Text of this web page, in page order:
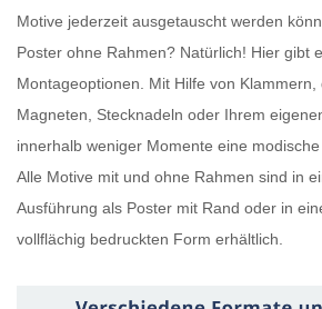
Motive jederzeit ausgetauscht werden
Poster ohne Rahmen? Natürlich! Hier gibt
Montageoptionen. Mit Hilfe von Klammern,
Magneten, Stecknadeln oder Ihrem
innerhalb weniger Momente eine
Alle Motive mit und ohne Rahmen sind in
Ausführung als Poster mit Rand oder in
vollflächig bedruckten Form erhältlich.